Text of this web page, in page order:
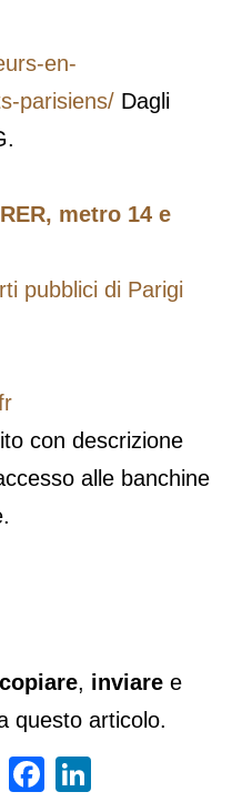
en-
parisiens/ Dagli
metro 14 e
pubblici di Parigi
con descrizione
alle banchine
copiare, inviaree
questo articolo.
WhatsAppFacebook